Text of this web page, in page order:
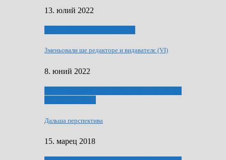
13. юлий 2022
Зменьовали ше редакторе и видавателє (VI)
8. юний 2022
Дальша перспектива
15. марец 2018